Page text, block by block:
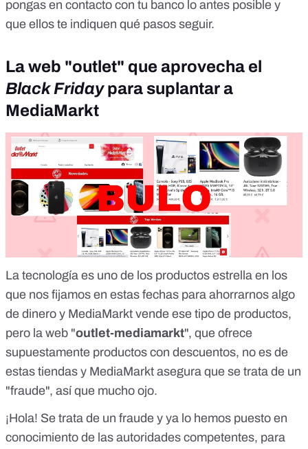
pongas en contacto con tu banco lo antes posible y
que ellos te indiquen qué pasos seguir.
La web "outlet" que aprovecha el
Black Fridaypara suplantar a
MediaMarkt
La tecnología es uno de los productos estrella en los
que nos fijamos en estas fechas para ahorrarnos algo
de dinero y MediaMarkt vende ese tipo de productos,
pero la web "outlet-mediamarkt", que ofrece
supuestamente productos con descuentos, no es de
estas tiendas y MediaMarkt asegura que se trata de un
"fraude", así que mucho ojo.
¡Hola! Se trata de un fraude y ya lo hemos puesto en
conocimiento de las autoridades competentes, para